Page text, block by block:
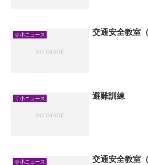
寺小ニュース 交通安全教室
寺小ニュース 避難訓練
寺小ニュース 交通安全教室